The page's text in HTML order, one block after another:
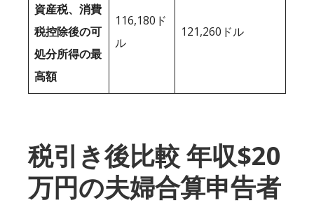
資産税、消費
税控除後の可
処分所得の最
高額
116,180ド
ル
121,260ドル
税引き後比較 年収$20
万円の夫婦合算申告者